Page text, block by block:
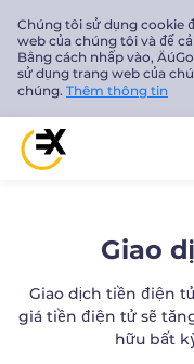
Chúng tôi sử dụng cookie
web của chúng tôi và để
Bằng cách nhấp vào‚
sử dụng trang web của
chúng. Thêm thông tin
PHÂN TÍCH
GIÁO DỤC
Giao
Giao dịch tiền điện
giá tiền điện tử sẽ
hữu bất